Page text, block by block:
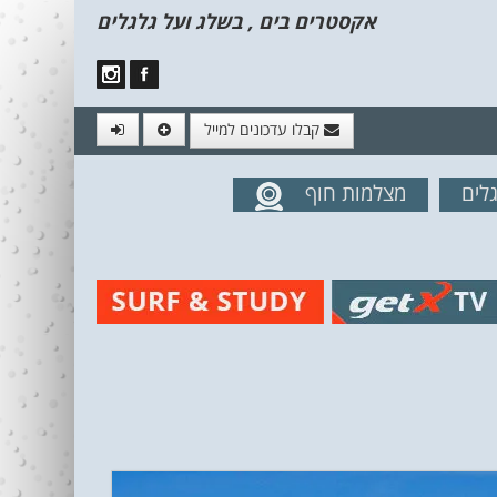
אקסטרים בים , בשלג ועל גלגלים
קבלו עדכונים למייל
מהאתרמצלמות חוף